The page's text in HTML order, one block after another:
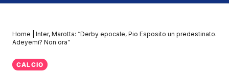
Home
Inter, Marotta: “Derby epocale, Pio Esposito un predestinato.
Adeyemi? Non ora”
CALCIO